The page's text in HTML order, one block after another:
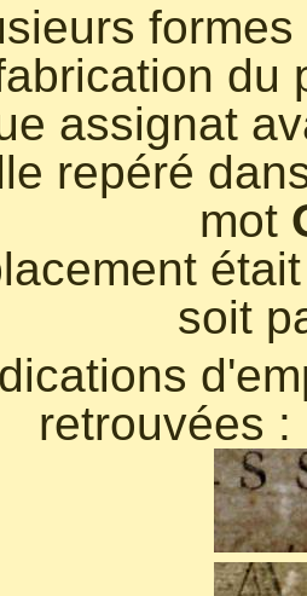
du
assignat
repéré
mot
soit
retrouvées :